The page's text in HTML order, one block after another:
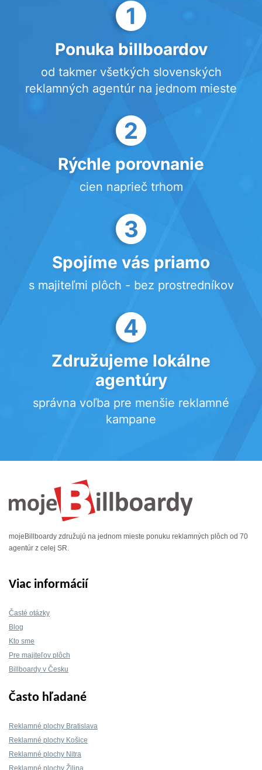
1
Ponuka billboardov
od takmer všetkých slovenských
reklamných agentúr na jednom mieste
2
Rýchle porovnanie
cien naprieč trhom
3
Spojíme vás priamo
s majiteľmi plôch - bez prostredníkov
4
Združujeme lokálne
agentúry
správna voľba pre menšie reklamné
kampane
mojeBillboardy združujú na jednom mieste ponuku reklamných plôch od 70
agentúr z celej SR.
Viac informácií
Časté otázky
Blog
Kto sme
Pre majiteľov plôch
Billboardy v Česku
Často hľadané
Reklamné plochy Bratislava
Reklamné plochy Košice
Reklamné plochy Nitra
Reklamné plochy Žilina